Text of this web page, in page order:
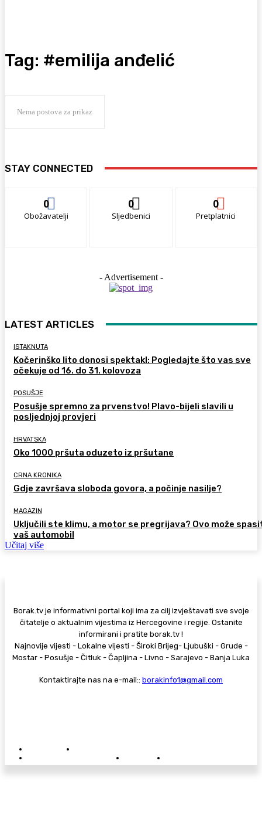
Tag: #emilija anđelić
Nema postova za prikaz
STAY CONNECTED
0
Obožavatelji
0
Sljedbenici
0
Pretplatnici
- Advertisement -
LATEST ARTICLES
ISTAKNUTA
Kočerinško lito donosi spektakl: Pogledajte što vas sve
očekuje od 16. do 31. kolovoza
POSUŠJE
Posušje spremno za prvenstvo! Plavo-bijeli slavili u
posljednjoj provjeri
HRVATSKA
Oko 1000 pršuta oduzeto iz pršutane
CRNA KRONIKA
Gdje završava sloboda govora, a počinje nasilje?
MAGAZIN
Uključili ste klimu, a motor se pregrijava? Ovo može
vaš automobil
Učitaj više
Borak.tv je informativni portal koji ima za cilj izvještavati sve svoje
čitatelje o aktualnim vijestima iz Hercegovine i regije. Ostanite
informirani i pratite borak.tv !
Najnovije vijesti - Lokalne vijesti - Široki Brijeg- Ljubuški - Grude -
Mostar - Posušje - Čitluk - Čapljina - Livno - Sarajevo - Banja Luka
Kontaktirajte nas na e-mail:: borakinfo1@gmail.com